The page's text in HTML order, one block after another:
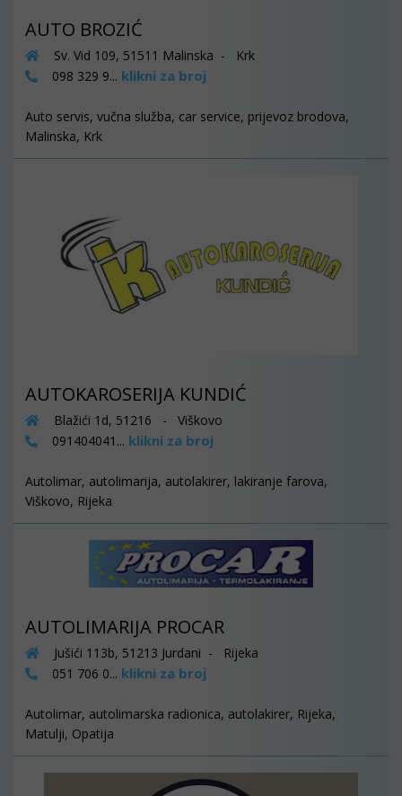
AUTO BROZIĆ
Sv. Vid 109, 51511 Malinska - Krk
098 329 9... klikni za broj
Auto servis, vučna služba, car service, prijevoz brodova,
Malinska, Krk
AUTOKAROSERIJA KUNDIĆ
Blažići 1d, 51216 - Viškovo
091404041... klikni za broj
Autolimar, autolimarija, autolakirer, lakiranje farova,
Viškovo, Rijeka
AUTOLIMARIJA PROCAR
Jušići 113b, 51213 Jurdani - Rijeka
051 706 0... klikni za broj
Autolimar, autolimarska radionica, autolakirer, Rijeka,
Matulji, Opatija